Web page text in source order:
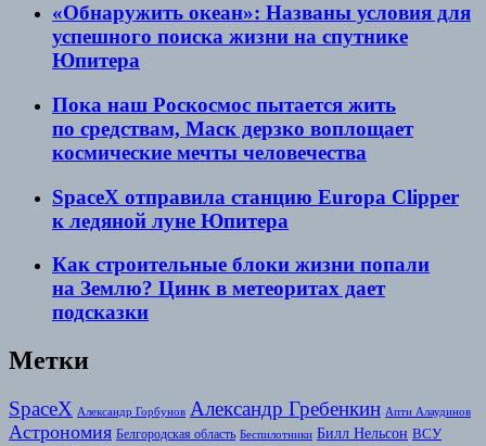
«Обнаружить океан»: Названы условия для
успешного поиска жизни на спутнике
Юпитера
Пока наш Роскосмос пытается жить
по средствам, Маск дерзко воплощает
космические мечты человечества
SpaceX отправила станцию Europa Clipper
к ледяной луне Юпитера
Как строительные блоки жизни попали
на Землю? Цинк в метеоритах дает
подсказки
Метки
SpaceX Александр Горбунов Александр Гребенкин Апти Алаудинов
Астрономия Белгородская область Беспилотники Билл Нельсон ВСУ